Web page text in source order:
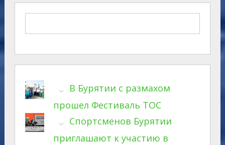
В Бурятии с размахом
прошел Фестиваль ТОС
Спортсменов Бурятии
приглашают к участию в